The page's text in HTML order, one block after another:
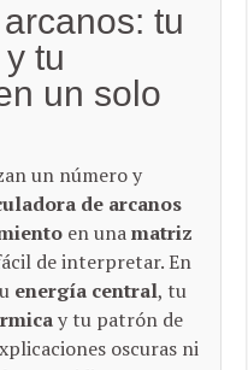
tu
tu
un solo
un número y
de arcanos
en unamatriz
de interpretar. En
energía central, tu
y tu patrón de
oscuras ni